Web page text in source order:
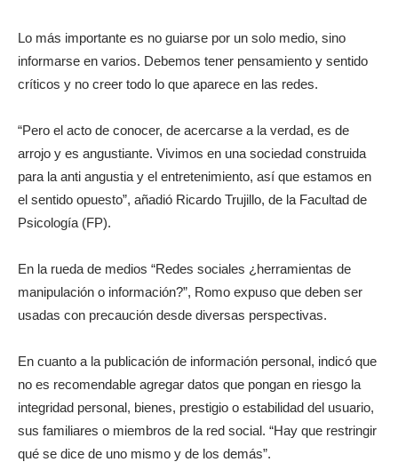
Lo más importante es no guiarse por un solo medio, sino
informarse en varios. Debemos tener pensamiento y sentido
críticos y no creer todo lo que aparece en las redes.
“Pero el acto de conocer, de acercarse a la verdad, es de
arrojo y es angustiante. Vivimos en una sociedad construida
para la anti angustia y el entretenimiento, así que estamos en
el sentido opuesto”, añadió Ricardo Trujillo, de la Facultad de
Psicología (FP).
En la rueda de medios “Redes sociales ¿herramientas de
manipulación o información?”, Romo expuso que deben ser
usadas con precaución desde diversas perspectivas.
En cuanto a la publicación de información personal, indicó que
no es recomendable agregar datos que pongan en riesgo la
integridad personal, bienes, prestigio o estabilidad del usuario,
sus familiares o miembros de la red social. “Hay que restringir
qué se dice de uno mismo y de los demás”.